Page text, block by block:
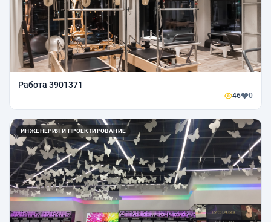
Работа 3901371
46 0
ИНЖЕНЕРИЯ И ПРОЕКТИРОВАНИЕ